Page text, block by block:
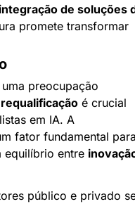
integração de soluções
promete transformar
preocupação
é crucial
em IA. A
fator fundamental
equilíbrio entre
público e privado